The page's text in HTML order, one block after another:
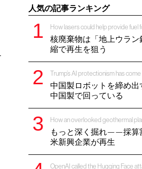
人気の記事ランキング
How lasers could help provide fuel
核廃棄物は「地上ウラ
縮で再生を狙う
Trump’s AI protectionism has
中国製ロボットを締め
中国製で回っている
How an overlooked geothermal
もっと深く掘れ——採算
米新興企業が再生
OpenAI called the Hugging Face